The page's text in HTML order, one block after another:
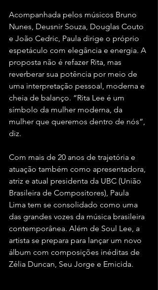
Acompanhada pelos músicos Bruno
Nunes, Deusnir Souza, Douglas Couto
e João Cedric, Paula dirige o próprio
espetáculo com elegância e energia. A
proposta não é refazer Rita, mas
reverberar sua potência por meio de
uma interpretação pessoal, moderna e
cheia de balanço. “Rita Lee é um
símbolo da mulher moderna, da
mulher que queremos dentro de nós”,
diz.
Com mais de 20 anos de trajetória e
atuação também como apresentadora,
atriz e atual presidenta da UBC (União
Brasileira de Compositores), Paula
Lima tem se consolidado como uma
das grandes vozes da música brasileira
contemporânea. Além de Soul Lee, a
artista se prepara para lançar um novo
álbum com composições inéditas de
Zélia Duncan, Seu Jorge e Emicida.